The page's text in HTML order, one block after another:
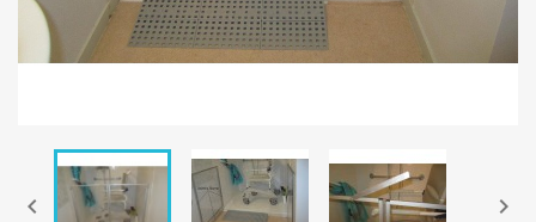
 